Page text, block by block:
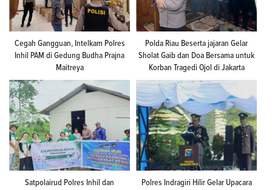
Cegah Gangguan, Intelkam Polres
Inhil PAM di Gedung Budha Prajna
Maitreya
Polda Riau Beserta jajaran Gelar
Sholat Gaib dan Doa Bersama untuk
Korban Tragedi Ojol di Jakarta
Satpolairud Polres Inhil dan
Polres Indragiri Hilir Gelar Upacara